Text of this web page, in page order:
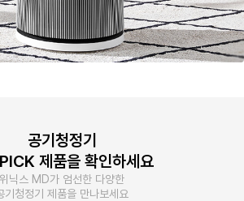
공기청정기
제품을 확인하세요
위닉스 MD가 엄선한 다양한
기청정기 제품을 만나보세요